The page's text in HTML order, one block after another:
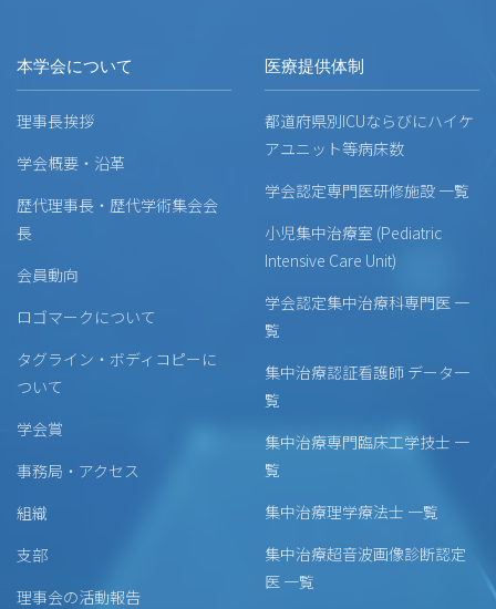
本学会について
理事長挨拶
学会概要・沿革
歴代理事長・歴代学術集会会
長
会員動向
ロゴマークについて
タグライン・ボディコピーに
ついて
学会賞
事務局・アクセス
組織
支部
理事会の活動報告
医療提供体制
都道府県別ICUならびにハイケ
アユニット等病床数
学会認定専門医研修施設 一覧
小児集中治療室 (Pediatric
Intensive Care Unit)
学会認定集中治療科専門医 一
覧
集中治療認証看護師 データ一
覧
集中治療専門臨床工学技士 一
覧
集中治療理学療法士 一覧
集中治療超音波画像診断認定
医 一覧